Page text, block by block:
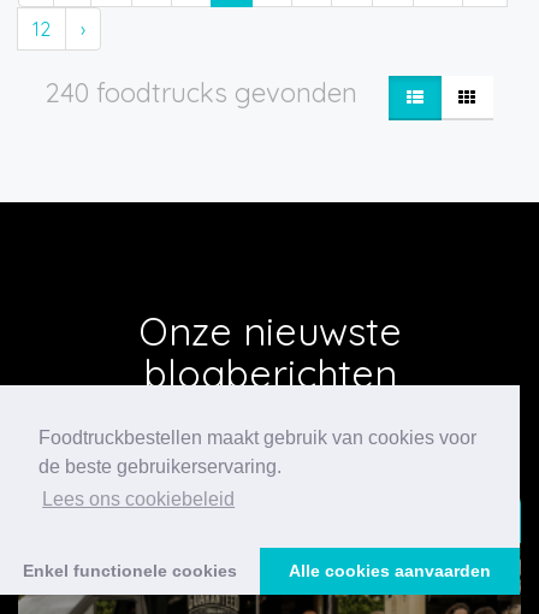
Foodtruckbestellen maakt gebruik van cookies voor
de beste gebruikerservaring.
Lees ons cookiebeleid
Enkel functionele cookies Alle cookies aanvaarden
12
›
240 foodtrucks gevonden
Onze nieuwste
blogberichten
24/07/2026